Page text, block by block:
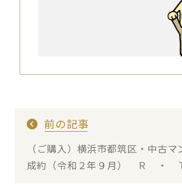
前の記事
（ご購入）横浜市都筑区・中古
成約（令和２年９月） Ｒ ・